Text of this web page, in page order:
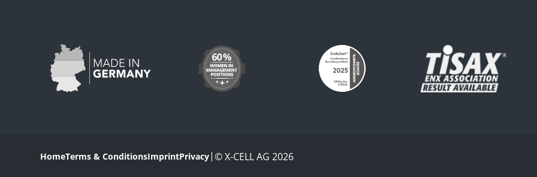
HomeTerms & ConditionsImprintPrivacy|© X-CELL AG 2026